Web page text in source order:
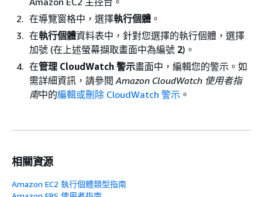
在導覽窗格中，選擇執行個體 。
在執行個體資料表中，針對您選擇的執行個體，選擇
加號 (在上述螢幕擷取畫面中為編號 2)。
在管理 CloudWatch 警示畫面中，編輯您的警示。如
需詳細資訊，請參閱 Amazon CloudWatch 使用者指
南中的編輯或刪除 CloudWatch 警示 。
相關資源
Amazon EC2 執行個體類型指南